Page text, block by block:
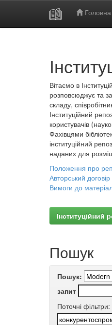
Головна
Вітаємо в
розповсюджує та
складу,
Інституційний
користувачів
Фахівцями
інституційний
наданих для
Положення про
Авторський договір
Вимоги до
Інституційний
Пошук
Пошук:
запит
Поточні фільтри: